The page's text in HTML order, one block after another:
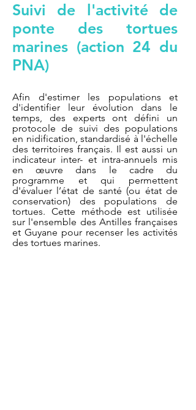
Suivi de l'activité de
ponte des tortues
marines (action 24 du
PNA)
Afin d'estimer les populations et
d'identifier leur évolution dans le
temps, des experts ont défini un
protocole de suivi des populations
en nidification, standardisé à l'échelle
des territoires français. Il est aussi un
indicateur inter- et intra-annuels mis
en œuvre dans le cadre du
programme et qui permettent
d'évaluer l’état de santé (ou état de
conservation) des populations de
tortues. Cette méthode est utilisée
sur l'ensemble des Antilles françaises
et Guyane pour recenser les activités
des tortues marines.